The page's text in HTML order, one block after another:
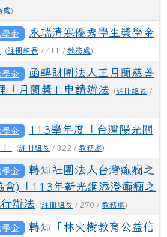
處)
學金
永瑞清寒優秀學生獎學金
(註冊組長 / 411 / 教務處)
學金
函轉財團法人王月蘭慈善
「月蘭獎」申請辦法
(註冊組長 /
學金
113學年度「台灣陽光關
(註冊組長 / 322 / 教務處)
學金
轉知社團法人台灣癲癇之
會)「113年新光鋼添澄癲癇之
辦法
(註冊組長 / 270 / 教務處)
學金
轉知「林火樹教育公益信